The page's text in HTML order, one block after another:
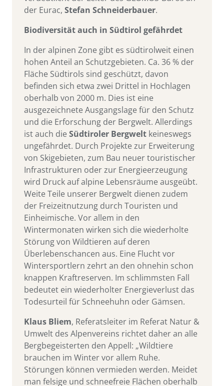
der Eurac, Stefan Schneiderbauer.
Biodiversität auch in Südtirol gefährdet
In der alpinen Zone gibt es südtirolweit einen
hohen Anteil an Schutzgebieten. Ca. 36 % der
Fläche Südtirols sind geschützt, davon
befinden sich etwa zwei Drittel in Hochlagen
oberhalb von 2000 m. Dies ist eine
ausgezeichnete Ausgangslage für den Schutz
und die Erforschung der Bergwelt. Allerdings
ist auch dieSüdtiroler Bergwelt keineswegs
ungefährdet. Durch Projekte zur Erweiterung
von Skigebieten, zum Bau neuer touristischer
Infrastrukturen oder zur Energieerzeugung
wird Druck auf alpine Lebensräume ausgeübt.
Weite Teile unserer Bergwelt dienen zudem
der Freizeitnutzung durch Touristen und
Einheimische. Vor allem in den
Wintermonaten wirken sich die wiederholte
Störung von Wildtieren auf deren
Überlebenschancen aus. Eine Flucht vor
Wintersportlern zehrt an den ohnehin schon
knappen Kraftreserven. Im schlimmsten Fall
bedeutet ein wiederholter Energieverlust das
Todesurteil für Schneehuhn oder Gämsen.
Klaus Bliem, Referatsleiter im Referat Natur &
Umwelt des Alpenvereins richtet daher an alle
Bergbegeisterten den Appell: „Wildtiere
brauchen im Winter vor allem Ruhe.
Störungen können vermieden werden. Meidet
man felsige und schneefreie Flächen oberhalb